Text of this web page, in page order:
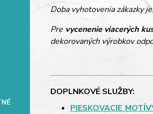
Doba vyhotovenia zákazky
Pre vycenenie viacerých
dekorovaných výrobkov
DOPLNKOVÉ SLUŽBY:
PIESKOVACIE